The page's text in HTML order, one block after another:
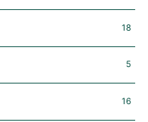
18
5
16